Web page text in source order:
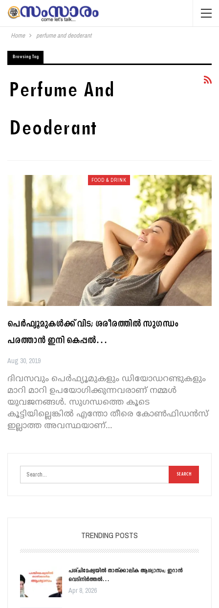
Home perfume and deoderant
Browsing Tag
Perfume And
Deoderant
FOOD & DRINK
പെര്‍ഫ്യൂമുകള്‍ക്ക് വിട; ശരീരത്തില്‍ സുഗന്ധം
പരത്താന്‍ ഇനി കെപ്പല്‍…
Aug 30, 2019
ദിവസവും പെര്‍ഫ്യൂമുകളും ഡിയോഡറണ്ടുകളും
മാറി മാറി ഉപയോഗിക്കുന്നവരാണ് നമ്മള്‍
യുവജനങ്ങള്‍. സുഗന്ധത്തെ കൂടെ
കൂട്ടിയില്ലെങ്കില്‍ എന്തോ തീരെ കോണ്‍ഫിഡന്‍സ്
ഇല്ലാത്ത അവസ്ഥയാണ്…
TRENDING POSTS
പശ്ചിമേഷ്യയിൽ താത്ക്കാലിക ആശ്വാസം; ഇറാൻ
വെടിനിർത്തൽ…
Apr 8, 2026